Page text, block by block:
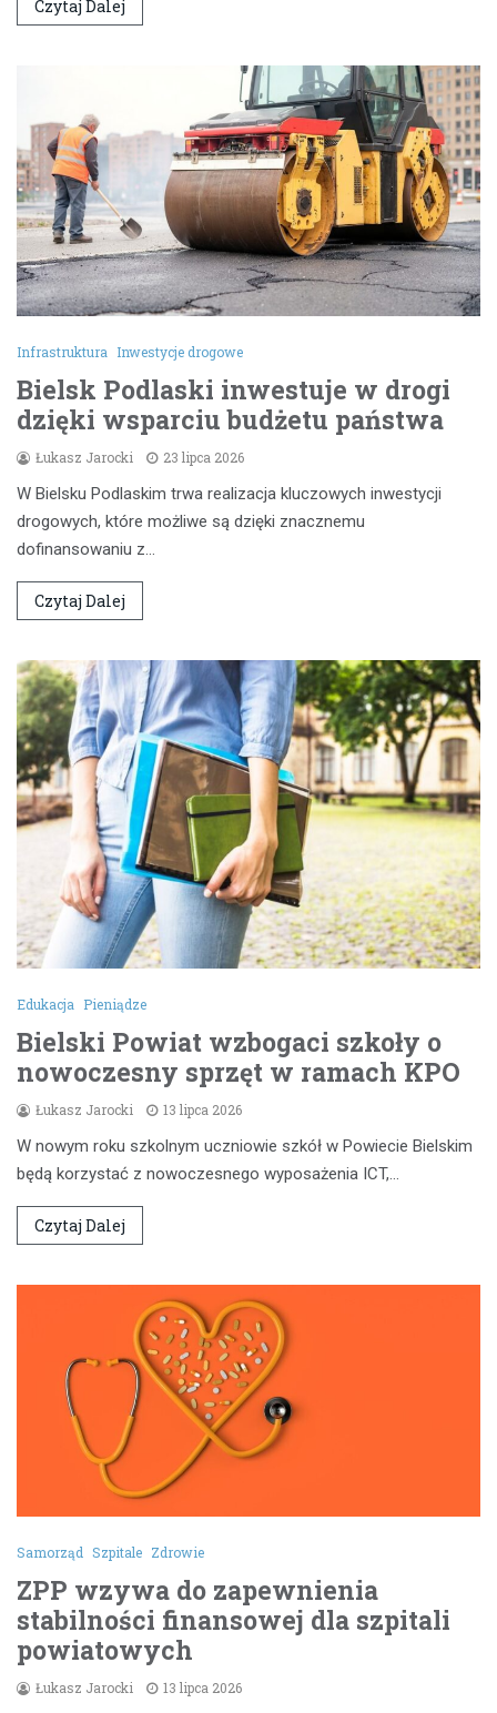
Czytaj Dalej
Infrastruktura Inwestycje drogowe
Bielsk Podlaski inwestuje w drogi
dzięki wsparciu budżetu państwa
Łukasz Jarocki 23 lipca 2026
W Bielsku Podlaskim trwa realizacja kluczowych inwestycji
drogowych, które możliwe są dzięki znacznemu
dofinansowaniu z…
Czytaj Dalej
Edukacja Pieniądze
Bielski Powiat wzbogaci szkoły o
nowoczesny sprzęt w ramach KPO
Łukasz Jarocki 13 lipca 2026
W nowym roku szkolnym uczniowie szkół w Powiecie Bielskim
będą korzystać z nowoczesnego wyposażenia ICT,…
Czytaj Dalej
Samorząd Szpitale Zdrowie
ZPP wzywa do zapewnienia
stabilności finansowej dla szpitali
powiatowych
Łukasz Jarocki 13 lipca 2026